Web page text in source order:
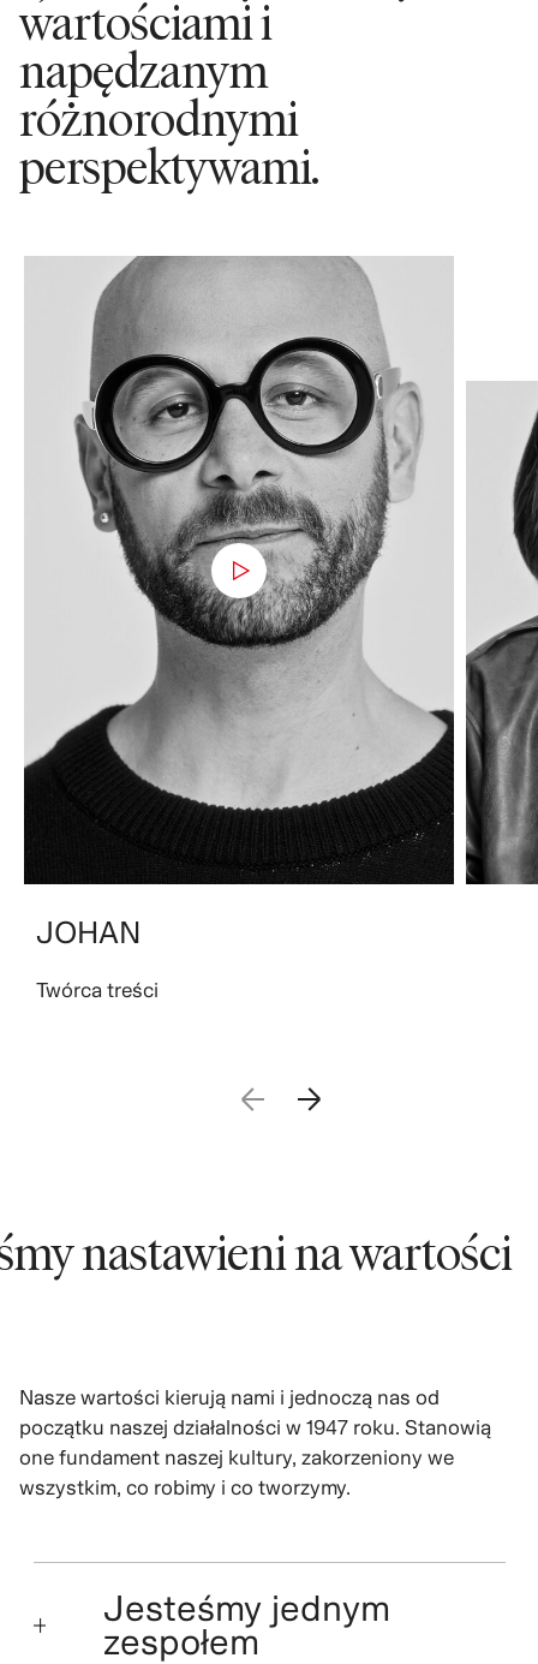
wartościami i
napędzanym
różnorodnymi
perspektywami.
JOHAN
Twórca treści
nastawieni na wartości
Nasze wartości kierują nami i jednoczą nas od
początku naszej działalności w 1947 roku. Stanowią
one fundament naszej kultury, zakorzeniony we
wszystkim, co robimy i co tworzymy.
Jesteśmy jednym
zespołem